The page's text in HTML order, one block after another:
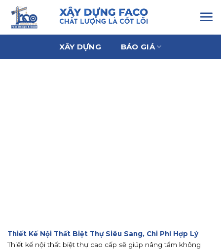
Chuyển
đến
nội
XÂY DỰNG BÁO GIÁ
Thiết Kế Nội Thất Biệt Thự Siêu Sang, Chi Phí Hợp Lý
Thiết kế nội thất biệt thự cao cấp sẽ giúp nâng tầm không